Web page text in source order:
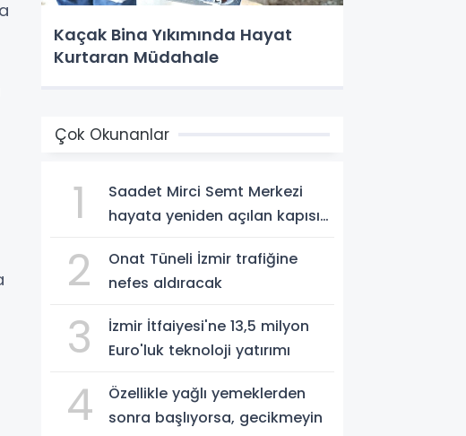
Kaçak Bina Yıkımında Hayat
Kurtaran Müdahale
Çok Okunanlar
1
Saadet Mirci Semt Merkezi
hayata yeniden açılan kapısı
2
Onat Tüneli İzmir trafiğine
nefes aldıracak
3
İzmir İtfaiyesi'ne 13,5 milyon
Euro'luk teknoloji yatırımı
4
Özellikle yağlı yemeklerden
sonra başlıyorsa, gecikmeyin